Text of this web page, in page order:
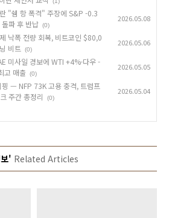
"쉠 항 폭격" 주장에 S&P -0.3
파 후 반납 (0)
2026.05.08
낙폭 전량 회복, 비트코인 $80,0
비트
(0)
2026.05.06
미사일 경보에 WTI +4%·다우 -
고 매출 (0)
2026.05.05
— NFP 73K 고용 충격, 트럼프
주간 총정리
(0)
2026.05.04
' Related Articles